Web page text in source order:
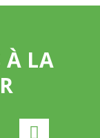
À LA